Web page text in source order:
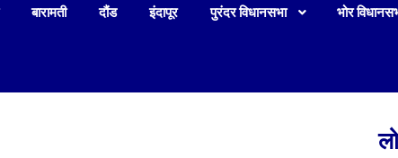
बारामती दौंड इंदापूर पुरंदर विधानसभा भोर